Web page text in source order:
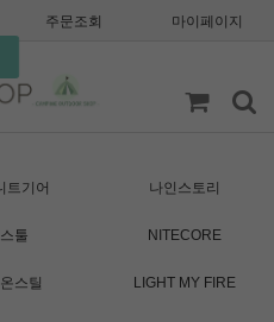
주문조회 마이페이지
트기어 나인스토리
툴 NITECORE
스틸 LIGHT MY FIRE